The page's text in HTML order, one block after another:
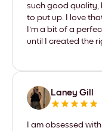
such good quality,
to put up. I love
I'm a bit of a
until I created the
Laney Gill
I am obsessed